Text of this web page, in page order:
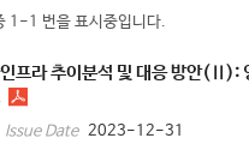
1-1 번을 표시중입니다.
프라 추이분석 및 대응 방안(Ⅱ):
Issue Date 2023-12-31